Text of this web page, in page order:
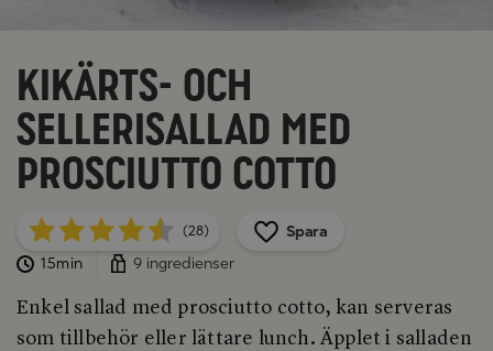
Kikärts- och
sellerisallad med
prosciutto cotto
(28)
Spara
15min
9 ingredienser
Enkel sallad med prosciutto cotto, kan serveras
som tillbehör eller lättare lunch. Äpplet i salladen